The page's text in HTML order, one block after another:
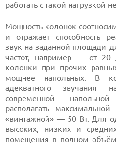
работать с такой нагрузкой
Мощность колонок
и отражает способность
звук на заданной площади
частот, например — от
колонки при прочих
мощнее напольных. В
адекватного звучания
современной
располагать
«винтажной» — 50 Вт. Для
высоких, низких и
помещения в полном